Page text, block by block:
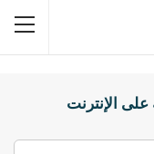
على الإنترنت